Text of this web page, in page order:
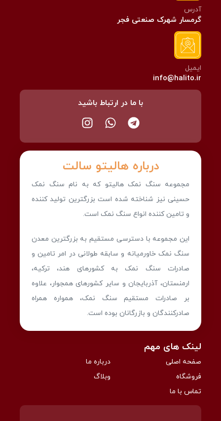
لینک های مهم
صفحه اصلی
فروشگاه
تماس با ما
درباره ما
وبلاگ
درباره هالیتو سالت
مجموعه سنگ نمک هالیتو که به نام سنگ نمک
حسینی نیز شناخته شده است بزرگترین تولید کننده
و تامین کننده انواع سنگ نمک است.
این مجموعه با دسترسی مستقیم به بزرگترین معدن
سنگ نمک خاورمیانه و سابقه طولانی در امر تامین و
صادرات سنگ نمک به کشورهای هند، ترکیه،
ارمنستان، آذربایجان و سایر کشورهای همجوار، علاوه
بر صادرات مستقیم سنگ نمک، همواره همراه
صادرکنندگان و بازرگانان بوده است.
آدرس
گرمسار شهرک صنعتی فجر
ایمیل
info@halito.ir
با ما در ارتباط باشید